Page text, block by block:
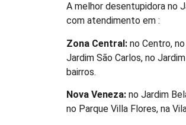
A melhor desentupidora no
com atendimento em :
Zona Central: no Centro,
Jardim São Carlos, no
bairros.
Nova Veneza: no Jardim
no Parque Villa Flores, na